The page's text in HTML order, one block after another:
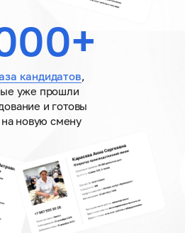
кандидатов,
уже прошли
и готовы
новую смену